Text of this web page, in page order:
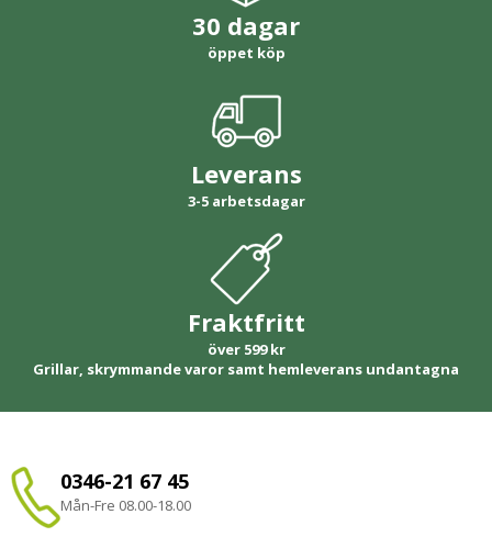
30 dagar
öppet köp
Leverans
3-5 arbetsdagar
Fraktfritt
över 599 kr
Grillar, skrymmande varor samt hemleverans undantagna
0346-21 67 45
Mån-Fre 08.00-18.00